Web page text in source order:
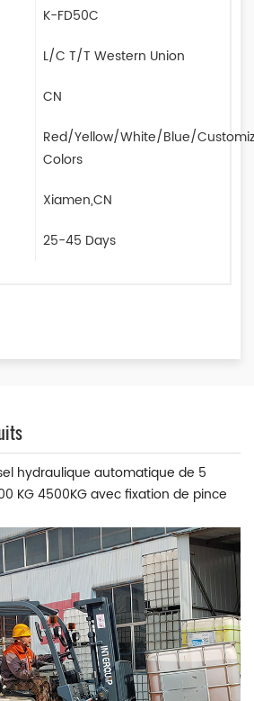
K-FD50C
L/C T/T Western Union
CN
Red/Yellow/White/Blue/
Colors
Xiamen,CN
25-45 Days
hydraulique automatique de 5
KG 4500KG avec fixation de pince